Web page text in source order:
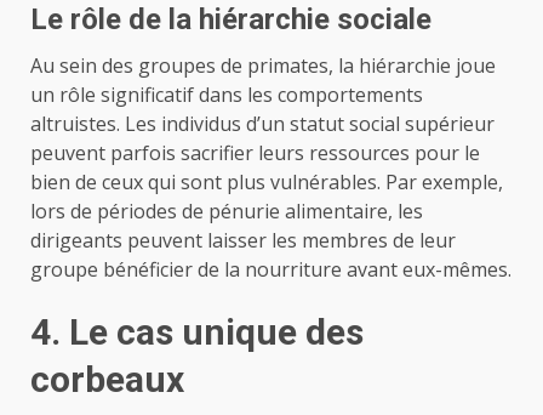
Le rôle de la hiérarchie sociale
Au sein des groupes de primates, la hiérarchie joue
un rôle significatif dans les comportements
altruistes. Les individus d’un statut social supérieur
peuvent parfois sacrifier leurs ressources pour le
bien de ceux qui sont plus vulnérables. Par exemple,
lors de périodes de pénurie alimentaire, les
dirigeants peuvent laisser les membres de leur
groupe bénéficier de la nourriture avant eux-mêmes.
4. Le cas unique des
corbeaux